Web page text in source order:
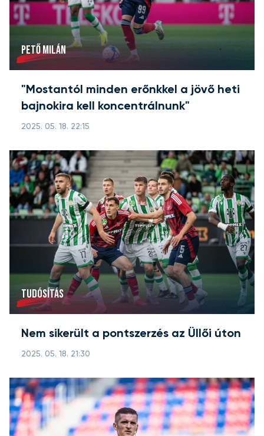
PETŐ MILÁN
"Mostantól minden erőnkkel a jövő heti
bajnokira kell koncentrálnunk"
2025. 05. 18. 22:15
TUDÓSÍTÁS
Nem sikerült a pontszerzés az Üllői úton
2025. 05. 18. 21:30